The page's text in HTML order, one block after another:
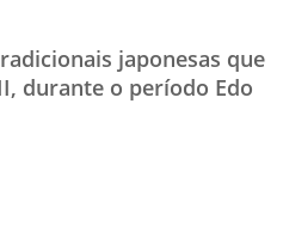
NOTÍCIAS
japonesas que
durante o período Edo